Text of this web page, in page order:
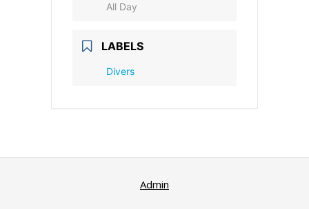
All Day
LABELS
Divers
Admin